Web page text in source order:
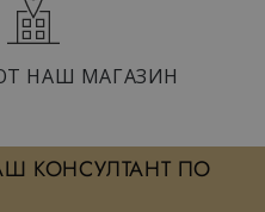
НАШ МАГАЗИН
КОНСУЛТАНТ ПО